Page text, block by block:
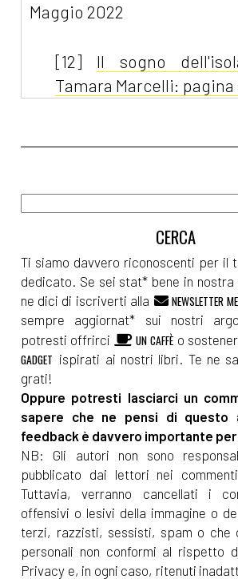
Maggio 2022
[12] Il sogno
Tamara Marcelli: pagina
Silvia Pattarini: pagina
Nucleo Operativo
Nicolò Maniscalco:
Febbraio 2022
[23]Intrecci di Trama
Dicembre 2021
[22]Un modo lo
Paola Napoleone:
Novembre 2021
Ti siamo davvero riconoscenti per il
dedicato. Se sei stat* bene in nostra
ne dici di iscriverti alla
NEWSLETTER
sempre aggiornat* sui nostri
potresti offrirci
UN CAFFÈ o
GADGET ispirati ai nostri libri. Te ne
grati!
Oppure potresti lasciarci un
sapere che ne pensi di questo
feedback è davvero importante per
NB: Gli autori non sono
pubblicato dai lettori nei
Tuttavia, verranno cancellati i
offensivi o lesivi della immagine o
terzi, razzisti, sessisti, spam o che
personali non conformi al rispetto
Privacy e, in ogni caso, ritenuti